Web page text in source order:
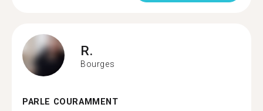
R.
Bourges
PARLE COURAMMENT